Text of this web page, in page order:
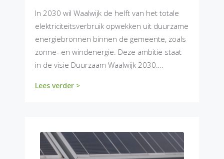
In 2030 wil Waalwijk de helft van het totale
elektriciteitsverbruik opwekken uit duurzame
energiebronnen binnen de gemeente, zoals
zonne- en windenergie. Deze ambitie staat
in de visie Duurzaam Waalwijk 2030….
Lees verder >